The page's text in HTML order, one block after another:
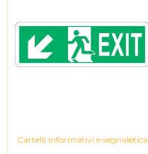
Cartelli informativi e segnaletica